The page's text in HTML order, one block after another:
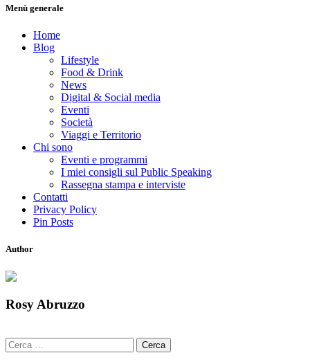
Menù generale
Home
Blog
Lifestyle
Food & Drink
News
Digital & Social media
Eventi
Società
Viaggi e Territorio
Chi sono
Eventi e programmi
I miei consigli sul Public Speaking
Rassegna stampa e interviste
Contatti
Privacy Policy
Pin Posts
Author
Rosy Abruzzo
Ricerca
per: